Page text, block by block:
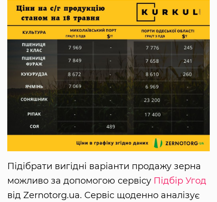
Підібрати вигідні варіанти продажу зерна
можливо за допомогою сервісу Підбір Угод
від Zernotorg.ua. Сервіс щоденно аналізує